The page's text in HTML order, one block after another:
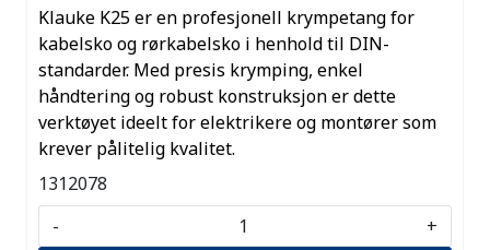
Klauke K25 er en profesjonell krympetang for
kabelsko og rørkabelsko i henhold til DIN-
standarder. Med presis krymping, enkel
håndtering og robust konstruksjon er dette
verktøyet ideelt for elektrikere og montører som
krever pålitelig kvalitet.
1312078
-
+